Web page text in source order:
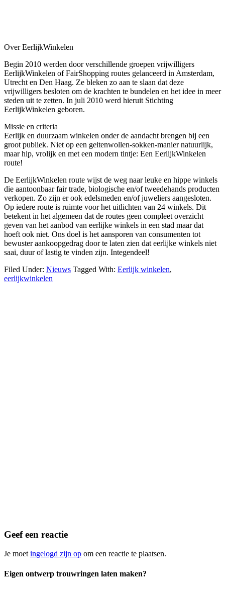
Over EerlijkWinkelen
Begin 2010 werden door verschillende groepen vrijwilligers
EerlijkWinkelen of FairShopping routes gelanceerd in Amsterdam,
Utrecht en Den Haag. Ze bleken zo aan te slaan dat deze
vrijwilligers besloten om de krachten te bundelen en het idee in meer
steden uit te zetten. In juli 2010 werd hieruit Stichting
EerlijkWinkelen geboren.
Missie en criteria
Eerlijk en duurzaam winkelen onder de aandacht brengen bij een
groot publiek. Niet op een geitenwollen-sokken-manier natuurlijk,
maar hip, vrolijk en met een modern tintje: Een EerlijkWinkelen
route!
De EerlijkWinkelen route wijst de weg naar leuke en hippe winkels
die aantoonbaar fair trade, biologische en/of tweedehands producten
verkopen. Zo zijn er ook edelsmeden en/of juweliers aangesloten.
Op iedere route is ruimte voor het uitlichten van 24 winkels. Dit
betekent in het algemeen dat de routes geen compleet overzicht
geven van het aanbod van eerlijke winkels in een stad maar dat
hoeft ook niet. Ons doel is het aansporen van consumenten tot
bewuster aankoopgedrag door te laten zien dat eerlijke winkels niet
saai, duur of lastig te vinden zijn. Integendeel!
Filed Under: Nieuws Tagged With: Eerlijk winkelen,
eerlijkwinkelen
Geef een reactie
Je moet ingelogd zijn op om een reactie te plaatsen.
Eigen ontwerp trouwringen laten maken?